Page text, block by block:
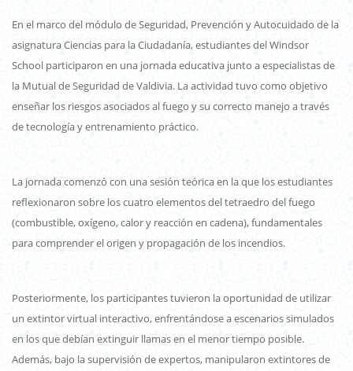
En el marco del módulo de Seguridad, Prevención y Autocuidado de la
asignatura Ciencias para la Ciudadanía, estudiantes del Windsor
School participaron en una jornada educativa junto a especialistas de
la Mutual de Seguridad de Valdivia. La actividad tuvo como objetivo
enseñar los riesgos asociados al fuego y su correcto manejo a través
de tecnología y entrenamiento práctico.
La jornada comenzó con una sesión teórica en la que los estudiantes
reflexionaron sobre los cuatro elementos del tetraedro del fuego
(combustible, oxígeno, calor y reacción en cadena), fundamentales
para comprender el origen y propagación de los incendios.
Posteriormente, los participantes tuvieron la oportunidad de utilizar
un extintor virtual interactivo, enfrentándose a escenarios simulados
en los que debían extinguir llamas en el menor tiempo posible.
Además, bajo la supervisión de expertos, manipularon extintores de